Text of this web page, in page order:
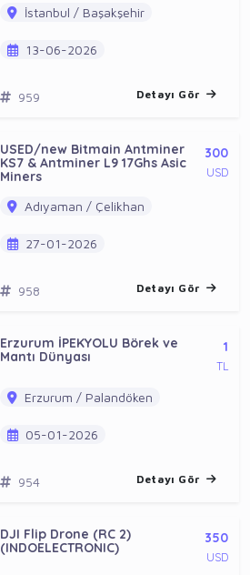
İstanbul / Başakşehir
13-06-2026
959 Detayı Gör
USED/new Bitmain Antminer
KS7 & Antminer L9 17Ghs Asic
Miners
300
USD
Adıyaman / Çelikhan
27-01-2026
958 Detayı Gör
Erzurum İPEKYOLU Börek ve
Mantı Dünyası
1
TL
Erzurum / Palandöken
05-01-2026
954 Detayı Gör
DJI Flip Drone (RC 2)
(INDOELECTRONIC)
350
USD